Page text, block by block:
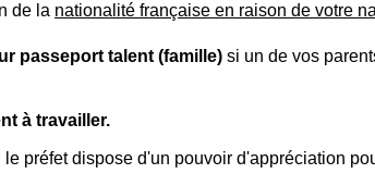
de la nationalité française en raison de votre
passeport talent (famille) si un de vos
à travailler.
préfet dispose d'un pouvoir d'appréciation